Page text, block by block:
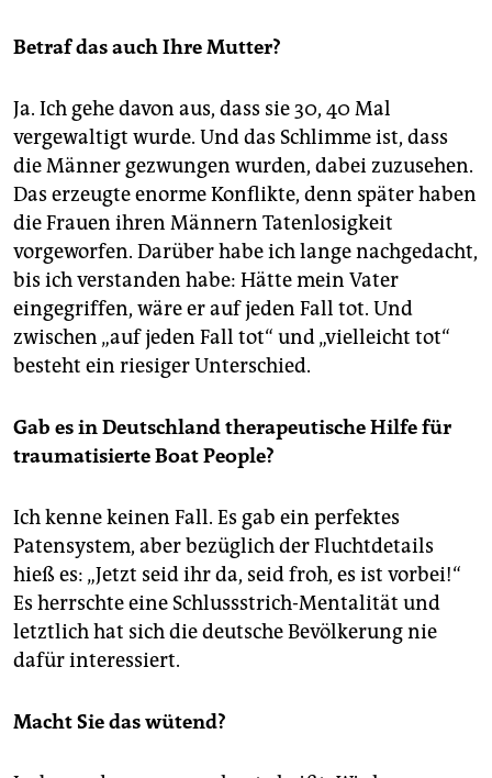
Betraf das auch Ihre Mutter?
Ja. Ich gehe davon aus, dass sie 30, 40 Mal
vergewaltigt wurde. Und das Schlimme ist, dass
die Männer gezwungen wurden, dabei zuzusehen.
Das erzeugte enorme Konflikte, denn später haben
die Frauen ihren Männern Tatenlosigkeit
vorgeworfen. Darüber habe ich lange nachgedacht,
bis ich verstanden habe: Hätte mein Vater
eingegriffen, wäre er auf jeden Fall tot. Und
zwischen „auf jeden Fall tot“ und „vielleicht tot“
besteht ein riesiger Unterschied.
Gab es in Deutschland therapeutische Hilfe für
traumatisierte Boat People?
Ich kenne keinen Fall. Es gab ein perfektes
Patensystem, aber bezüglich der Fluchtdetails
hieß es: „Jetzt seid ihr da, seid froh, es ist vorbei!“
Es herrschte eine Schlussstrich-Mentalität und
letztlich hat sich die deutsche Bevölkerung nie
dafür interessiert.
Macht Sie das wütend?